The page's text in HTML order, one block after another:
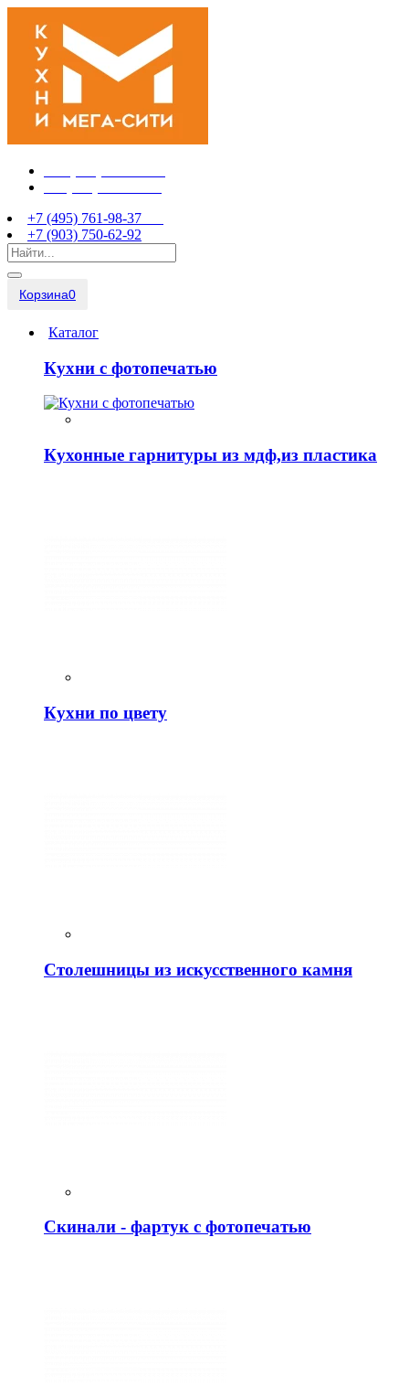
+7 (495) 761-98-37
+7 (903) 750-62-92
Корзина0
Каталог
Кухни с фотопечатью
Кухонные гарнитуры из мдф,из пластика
Кухни по цвету
Столешницы из искусственного камня
Скинали - фартук с фотопечатью